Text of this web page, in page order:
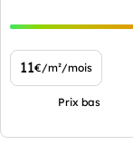
11€/m²/mois
Prix bas